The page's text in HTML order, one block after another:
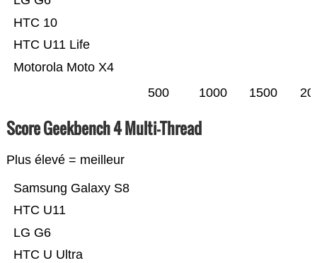
Motorola Moto X4
HTC U11 Life
HTC 10
500 1000 1500
Score Geekbench 4 Multi-Thread
Plus élevé = meilleur
HTC U Ultra
LG G6
HTC U11
Samsung Galaxy S8